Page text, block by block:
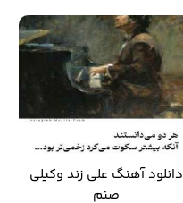
دانلود آهنگ علی زند وکیلی
صنم